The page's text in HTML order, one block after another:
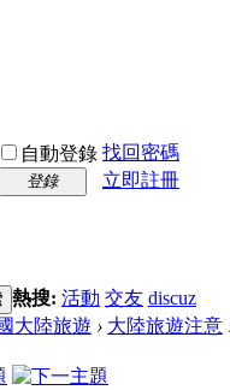
自動登錄 找回密碼
登錄
立即註冊
熱搜: 活動 交友 discuz
大陸旅遊 › 大陸旅遊注意